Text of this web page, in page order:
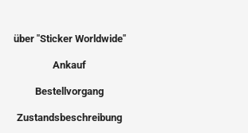
über "Sticker Worldwide"
Ankauf
Bestellvorgang
Zustandsbeschreibung